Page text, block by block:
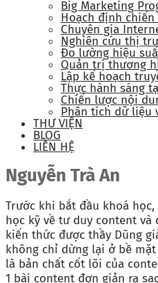
Big Marketing
Hoạch định
Chuyên gia
Nghiên cứu thị
Đo lường hiệu
Quản trị thương
Lập kế hoạch
Thực hành sáng
Chiến lược nội
Phân tích dữ liệu
THƯ VIỆN
BLOG
LIÊN HỆ
Nguyễn Trà An
Trước khi bắt đầu khoá
học kỹ về tư duy content và
kiến thức được thầy Dũng
không chỉ dừng lại ở bề
là bản chất cốt lõi của
1 bài content đơn giản ra